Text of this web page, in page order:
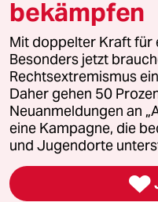
© 2026 taz Verlags und
Alle Rechte vorbehalten. Bei
wenden Sie sich bitte an
Feedback
Leitlinie Informant
Seitenwende
bekämpfen
Mit doppelter Kraft für
Besonders jetzt
Rechtsextremismus
Daher gehen 50
Neuanmeldungen an
eine Kampagne, die
und Jugendorte
